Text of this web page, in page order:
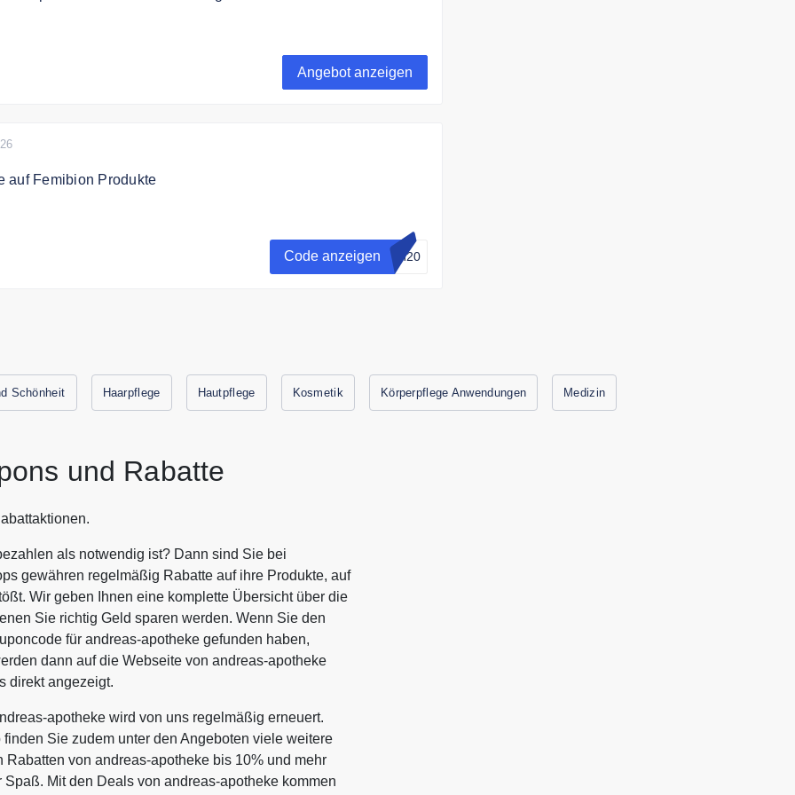
Angebot anzeigen
auf Femibion Produkte
pro Bestellung. Gutschein nur einmal pro Kund:in verwendbar.
Code anzeigen on20
Schönheit Haarpflege Hautpflege Kosmetik Körperpflege Anwendungen Medizin
und Rabatte
als notwendig ist? Dann sind Sie bei
gewähren regelmäßig Rabatte auf ihre Produkte, auf
Wir geben Ihnen eine komplette Übersicht über die
Sie richtig Geld sparen werden. Wenn Sie den
für andreas-apotheke gefunden haben,
dann auf die Webseite von andreas-apotheke
direkt angezeigt.
apotheke wird von uns regelmäßig erneuert.
Sie zudem unter den Angeboten viele weitere
von andreas-apotheke bis 10% und mehr
Mit den Deals von andreas-apotheke kommen